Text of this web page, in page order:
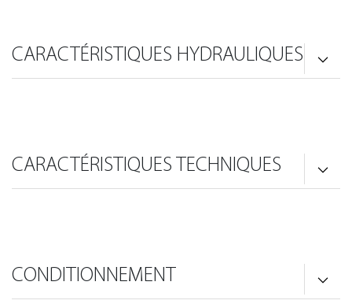
CARACTÉRISTIQUES HYDRAULIQUES
CARACTÉRISTIQUES TECHNIQUES
CONDITIONNEMENT